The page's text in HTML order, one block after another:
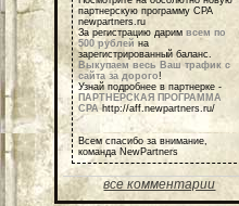
партнерскую программу СРА
newpartners.ru
За регистрацию дарим всем по
500 рублей на
зарегистрированный баланс.
Выкупаем весь Ваш трафик с
сайта за дорого!
Узнай подробнее в партнерке -
ПАРТНЕРСКАЯ ПРОГРАММА
СРА http://aff.newpartners.ru/
Всем спасибо за внимание,
команда NewPartners
все комментарии